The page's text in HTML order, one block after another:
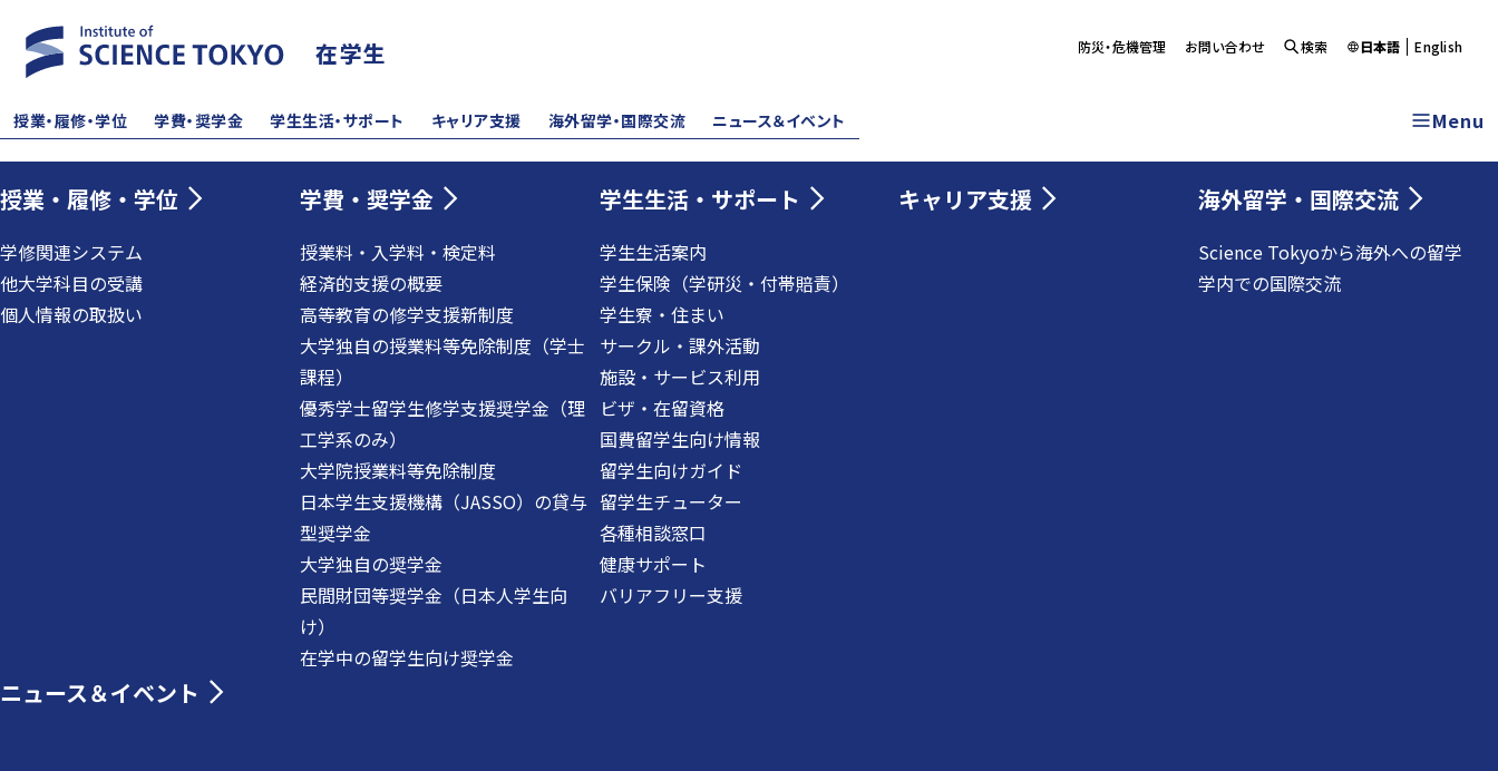
在学生
授業・履修・学位 学費・奨学金 学生生活・サポート キャリア支援 海外留学・国際交流 ニュース＆イベント Menu
授業・履修・学位
学修関連システム
他大学科目の受講
個人情報の取扱い
学費・奨学金
授業料・入学料・検定料
経済的支援の概要
高等教育の修学支援新制度
大学独自の授業料等免除制度（学士
課程）
優秀学士留学生修学支援奨学金（理
工学系のみ）
大学院授業料等免除制度
日本学生支援機構（JASSO）の貸与
型奨学金
大学独自の奨学金
民間財団等奨学金（日本人学生向
け）
在学中の留学生向け奨学金
学生生活・サポート
学生生活案内
学生保険（学研災・付帯賠責）
学生寮・住まい
サークル・課外活動
施設・サービス利用
ビザ・在留資格
国費留学生向け情報
留学生向けガイド
留学生チューター
各種相談窓口
健康サポート
バリアフリー支援
キャリア支援 海外留学・国際交流
Science Tokyoから海外への留学
学内での国際交流
ニュース＆イベント
防災・危機管理 お問い合わせ 検索 日本語 English